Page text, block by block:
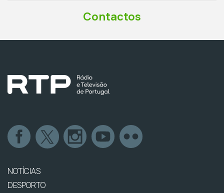
Contactos
NOTÍCIAS
DESPORTO